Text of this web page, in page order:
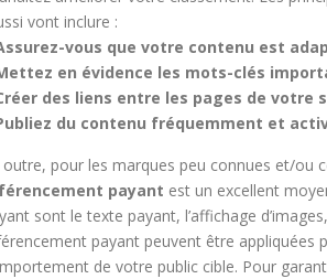
vont inclure :
vous que votre contenu est
en évidence les mots-clés
des liens entre les pages de votre
du contenu fréquemment et
outre, pour les marques peu connues et/ou
payant est un excellent
sont le texte payant, l’affichage
payant peuvent être appliquées
de votre public cible. Pour